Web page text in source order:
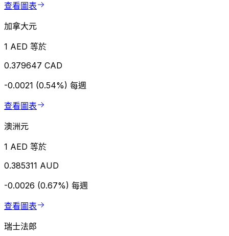
查看圖表
加拿大元
1 AED 等於
0.379647 CAD
-0.0021 (0.54%) 每週
查看圖表
澳洲元
1 AED 等於
0.385311 AUD
-0.0026 (0.67%) 每週
查看圖表
瑞士法郎